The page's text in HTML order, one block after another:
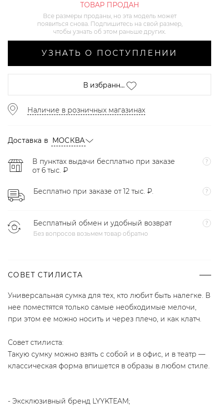
ТОВАР ПРОДАН
Все размеры проданы, но эта модель может
появиться снова. Подпишитесь на свой размер,
чтобы узнать об этом раньше других.
УЗНАТЬ О ПОСТУПЛЕНИИ
В избранн...
Наличие в розничных магазинах
Доставка в МОСКВА
В пунктах выдачи бесплатно при заказе
от 6 тыс. ₽
Бесплатно при заказе от 12 тыс. ₽.
Бесплатный обмен и удобный возврат
Без вопросов возьмем товар обратно
СОВЕТ СТИЛИСТА
Универсальная сумка для тех, кто любит быть налегке. В
нее поместятся только самые необходимые мелочи,
при этом ее можно носить и через плечо, и как клатч.
Совет стилиста:
Такую сумку можно взять с собой и в офис, и в театр —
классическая форма впишется в образы в любом стиле.
- Эксклюзивный бренд LYYKTEAM;